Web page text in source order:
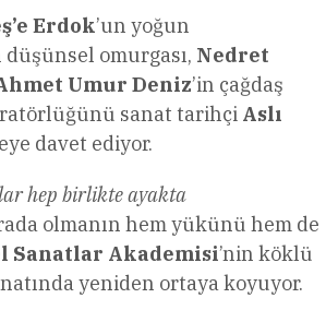
Erdok’un yoğun
düşünsel omurgası, Nedret
Umur Deniz’in çağdaş
sanat tarihçi Aslı
davet ediyor.
hep birlikte ayakta
olmanın hem yükünü hem de
Sanatlar Akademisi’nin köklü
yeniden ortaya koyuyor.